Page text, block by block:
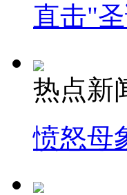
直击"
热点新
愤怒母